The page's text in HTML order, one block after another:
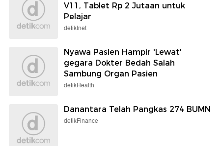
V11, Tablet Rp 2 Jutaan untuk
Pelajar
detikInet
Nyawa Pasien Hampir 'Lewat'
gegara Dokter Bedah Salah
Sambung Organ Pasien
detikHealth
Danantara Telah Pangkas 274 BUMN
detikFinance